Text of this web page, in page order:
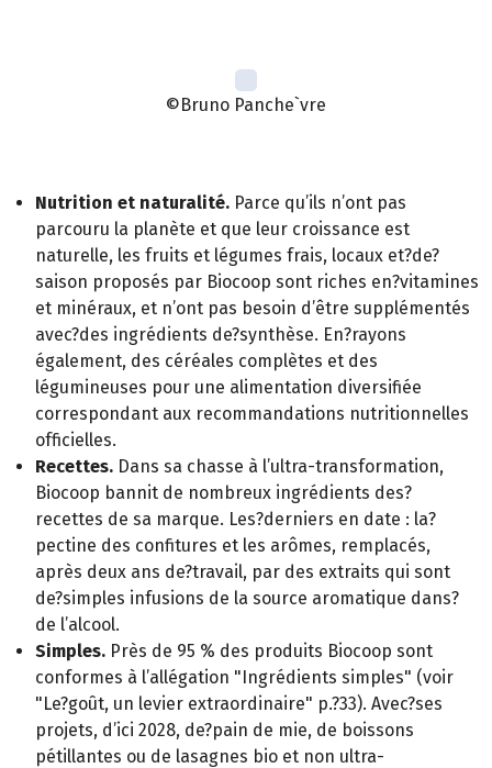
©Bruno Panche`vre
Nutrition et naturalité. Parce qu’ils n’ont pas
parcouru la planète et que leur croissance est
naturelle, les fruits et légumes frais, locaux et?de?
saison proposés par Biocoop sont riches en?vitamines
et minéraux, et n’ont pas besoin d’être supplémentés
avec?des ingrédients de?synthèse. En?rayons
également, des céréales complètes et des
légumineuses pour une alimentation diversifiée
correspondant aux recommandations nutritionnelles
officielles.
Recettes. Dans sa chasse à l’ultra-transformation,
Biocoop bannit de nombreux ingrédients des?
recettes de sa marque. Les?derniers en date : la?
pectine des confitures et les arômes, remplacés,
après deux ans de?travail, par des extraits qui sont
de?simples infusions de la source aromatique dans?
de l’alcool.
Simples. Près de 95 % des produits Biocoop sont
conformes à l’allégation "Ingrédients simples" (voir
"Le?goût, un levier extraordinaire" p.?33). Avec?ses
projets, d’ici 2028, de?pain de mie, de boissons
pétillantes ou de lasagnes bio et non ultra-